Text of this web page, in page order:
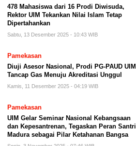
478 Mahasiswa dari 16 Prodi Diwisuda,
Rektor UIM Tekankan Nilai Islam Tetap
Dipertahankan
Sabtu, 13 Desember 2025 - 10:43 WIB
Pamekasan
Diuji Asesor Nasional, Prodi PG-PAUD UIM
Tancap Gas Menuju Akreditasi Unggul
Kamis, 11 Desember 2025 - 04:19 WIB
Pamekasan
UIM Gelar Seminar Nasional Kebangsaan
dan Kepesantrenan, Tegaskan Peran Santri
Madura sebagai Pilar Ketahanan Bangsa